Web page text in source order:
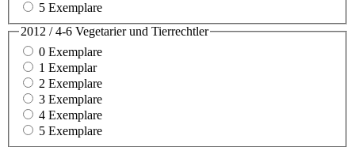
5 Exemplare
2012 / 4-6 Vegetarier und Tierrechtler
0 Exemplare
1 Exemplar
2 Exemplare
3 Exemplare
4 Exemplare
5 Exemplare